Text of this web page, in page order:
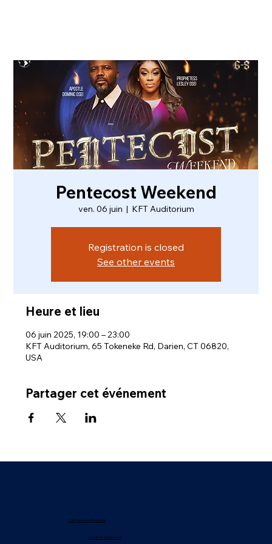
Pentecost Weekend
ven. 06 juin
  |
KFT Auditorium
Registration is closed
See other events
Heure et lieu
06 juin 2025, 19:00 – 23:00
KFT Auditorium, 65 Tokeneke Rd, Darien, CT 06820,
USA
Partager cet événement
Politique de confidentialité
Conditions d'utilisation